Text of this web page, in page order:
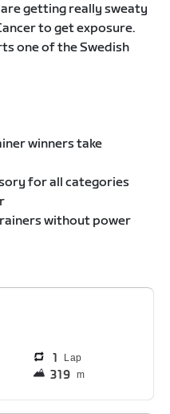
getting really sweaty
to get exposure.
one of the Swedish
winners take
for all categories
without power
1 Lap
319 m